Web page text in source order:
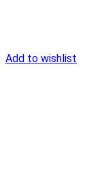
Add to wishlist